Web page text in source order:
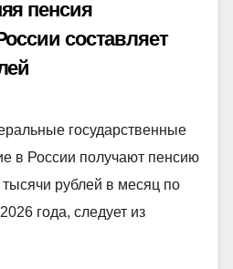
пенсия
составляет
государственные
в России получают пенсию
рублей в месяц по
года, следует из